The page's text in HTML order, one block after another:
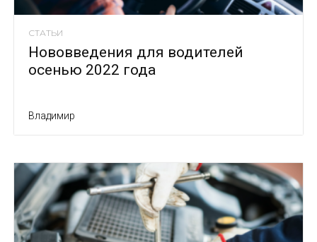
СТАТЬИ
Нововведения для водителей
осенью 2022 года
Владимир